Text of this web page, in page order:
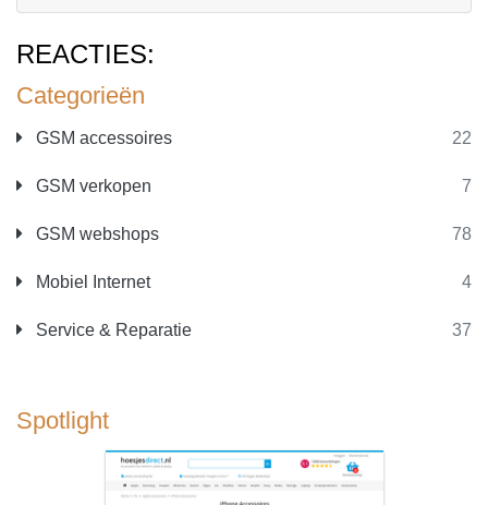
Categorieën
GSM accessoires 22
GSM verkopen 7
GSM webshops 78
Mobiel Internet 4
Service & Reparatie 37
Spotlight
REACTIES: